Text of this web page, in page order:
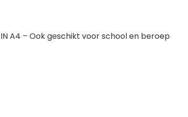
A4 – Ook geschikt voor school en beroep